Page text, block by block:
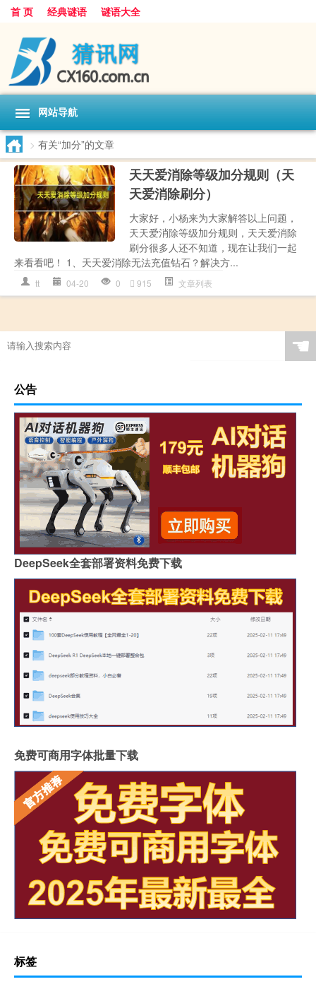
首 页 经典谜语 谜语大全
网站导航
> 有关“加分”的文章
天天爱消除等级加分规则（天
天爱消除刷分）
大家好，小杨来为大家解答以上问题，
天天爱消除等级加分规则，天天爱消除
刷分很多人还不知道，现在让我们一起
来看看吧！ 1、天天爱消除无法充值钻石？解决方...
tt 04-20 0 915 文章列表
☚
公告
DeepSeek全套部署资料免费下载
免费可商用字体批量下载
标签